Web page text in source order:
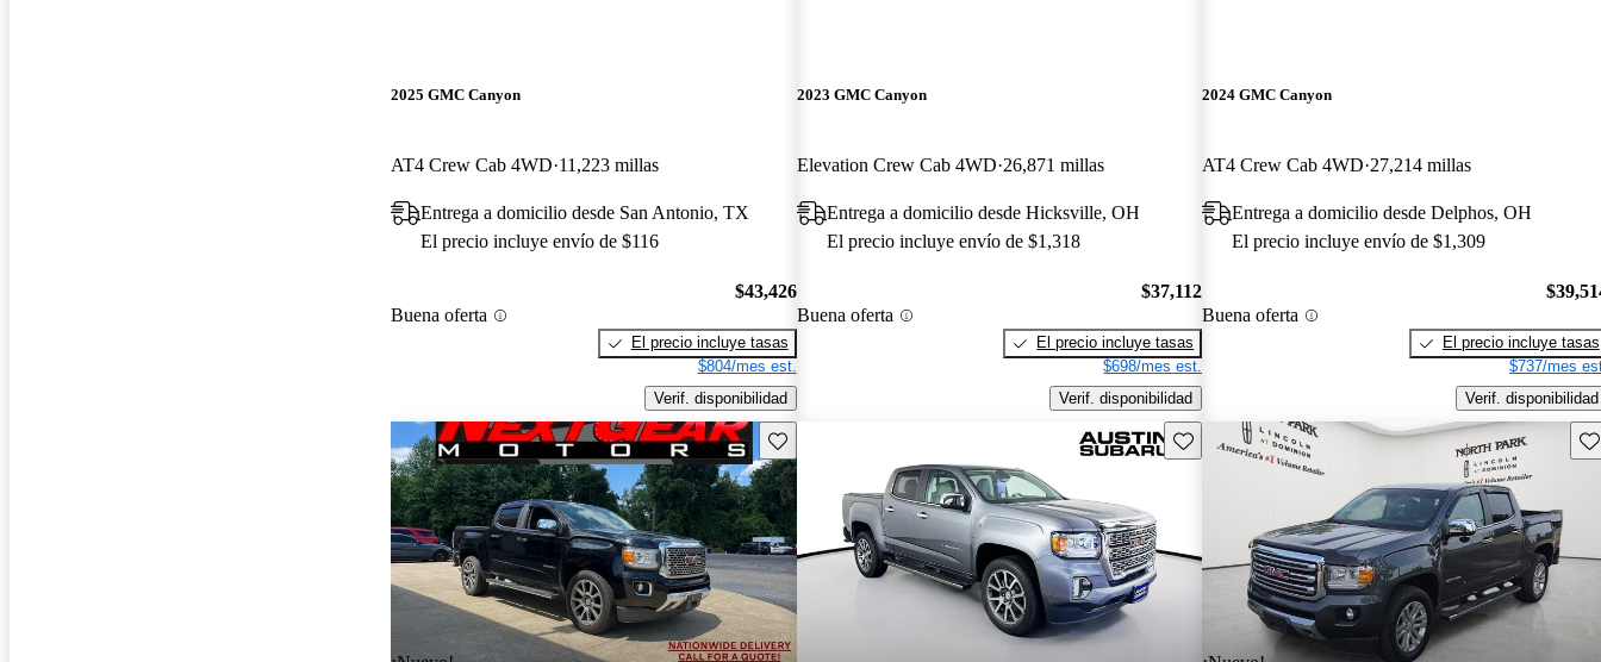
2025 GMC Canyon
AT4 Crew Cab 4WD 11,223 millas
Entrega a domicilio desde San Antonio, TX
El precio incluye envío de $116
Buena oferta
$43,426
El precio incluye tasas
$804/mes est.
Verif. disponibilidad
2023 GMC Canyon
Elevation Crew Cab 4WD 26,871 millas
Entrega a domicilio desde Hicksville, OH
El precio incluye envío de $1,318
Buena oferta
$37,112
El precio incluye tasas
$698/mes est.
Verif. disponibilidad
2024 GMC Canyon
AT4 Crew Cab 4WD 27,214 millas
Entrega a domicilio desde Delphos, OH
El precio incluye envío de $1,309
Buena oferta
El precio incluye tasas
$737/mes
Verif. disponibilidad
Guarda este Aviso Guarda este Aviso